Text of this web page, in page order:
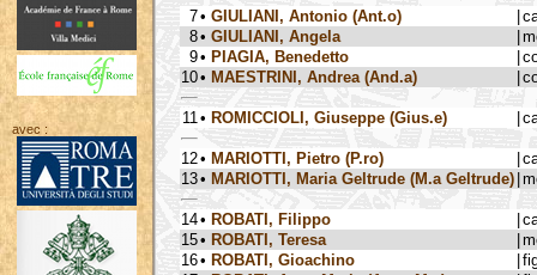
avec :
7• GIULIANI, Antonio (Ant.o)
8• GIULIANI, Angela
9• PIAGIA, Benedetto
10• MAESTRINI, Andrea (And.a)
11 • ROMICCIOLI, Giuseppe (Gius.e)
12• MARIOTTI, Pietro (P.ro)
13• MARIOTTI, Maria Geltrude (M.a Geltrude)
14• ROBATI, Filippo
15• ROBATI, Teresa
16• ROBATI, Gioachino